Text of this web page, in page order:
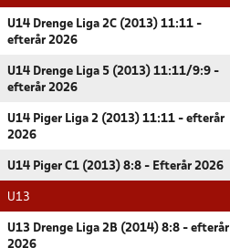
U14 Drenge Liga 2C (2013) 11:11 -
efterår 2026
U14 Drenge Liga 5 (2013) 11:11/9:9 -
efterår 2026
U14 Piger Liga 2 (2013) 11:11 - efterår
2026
U14 Piger C1 (2013) 8:8 - Efterår 2026
U13
U13 Drenge Liga 2B (2014) 8:8 - efterår
2026